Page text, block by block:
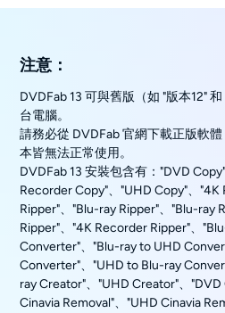
注意：
DVDFab 13 可與舊版（如 "版本12"
台電腦。
請務必從 DVDFab 官網下載正版軟體
本皆無法正常使用。
DVDFab 13 安裝包含有："DVD
Recorder Copy"、"UHD Copy"、"4K
Ripper"、"Blu-ray Ripper"、"Blu-ray
Ripper"、"4K Recorder Ripper"、
Converter"、"Blu-ray to UHD
Converter"、"UHD to Blu-ray
ray Creator"、"UHD Creator"、
Cinavia Removal"、"UHD Cinavia